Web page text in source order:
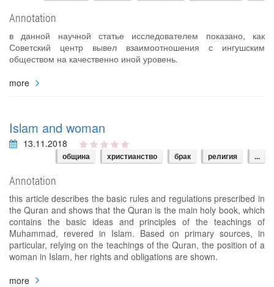
Annotation
в данной научной статье исследователем показано, как
Советский центр вывел взаимоотношения с ингушским
обществом на качественно иной уровень.
more
Islam and woman
13.11.2018
община христианство брак религия ...
Annotation
this article describes the basic rules and regulations prescribed in
the Quran and shows that the Quran is the main holy book, which
contains the basic ideas and principles of the teachings of
Muhammad, revered in Islam. Based on primary sources, in
particular, relying on the teachings of the Quran, the position of a
woman in Islam, her rights and obligations are shown.
more